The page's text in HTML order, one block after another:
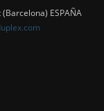
ESPAÑA